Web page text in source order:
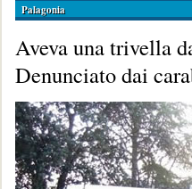
Palagonia
Aveva una trivella
Denunciato dai